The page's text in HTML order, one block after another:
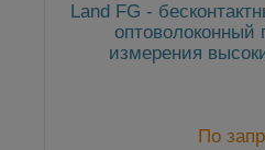
Land FG -
оптоволоконный
измерения
По